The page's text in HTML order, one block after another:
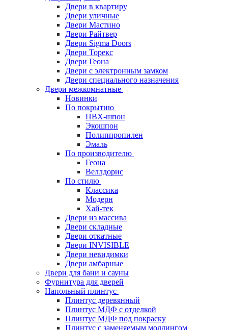
Двери в квартиру
Двери уличные
Двери Мастино
Двери Райтвер
Двери Sigma Doors
Двери Торекс
Двери Геона
Двери с электронным замком
Двери специального назначения
Двери межкомнатные
Новинки
По покрытию
ПВХ-шпон
Экошпон
Полиппропилен
Эмаль
По производителю
Геона
Веллдорис
По стилю
Классика
Модерн
Хай-тек
Двери из массива
Двери складные
Двери откатные
Двери INVISIBLE
Двери невидимки
Двери амбарные
Двери для бани и сауны
Фурнитура для дверей
Напольный плинтус
Плинтус деревянный
Плинтус МДФ с отделкой
Плинтус МДФ под покраску
Плинтус с заменяемым молдингом